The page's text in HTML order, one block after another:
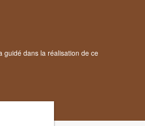
guidé dans la réalisation de ce